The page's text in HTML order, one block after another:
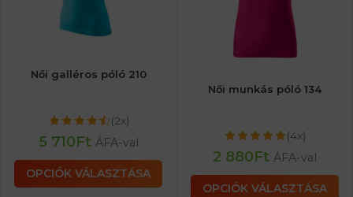
Női galléros póló 210
(2x)
5 710Ft ÁFA-val
OPCIÓK VÁLASZTÁSA
Női munkás póló 134
(4x)
2 880Ft ÁFA-val
OPCIÓK VÁLASZTÁSA